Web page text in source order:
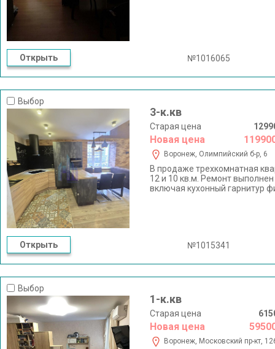
Открыть №1016065
Выбор
3-к.кв
Старая цена
Новая цена
Воронеж, Олимпийский б-р, 6
В продаже трехкомнатная
12 и 10 кв.м. Ремонт
включая кухонный гарнитур
отвечу, договоримся о
Открыть №1015341
Выбор
1-к.кв
Старая цена
Новая цена
Воронеж, Московский пр-кт,